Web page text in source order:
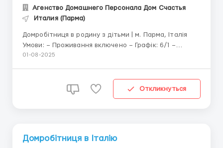
Агенство Домашнего Персонала Дом Счастья
Италия (Парма)
Домробітниця в родину з дітьми | м. Парма, Італія
Умови: – Проживання включено – Графік: 6/1 –
Контракт мінімум на 1 рік Обов’язки: – Ранковий
01-08-2025
Откликнуться
Домробітниця в Італію